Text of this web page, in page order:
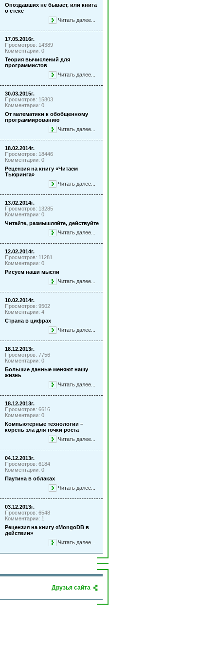
Опоздавших не бывает, или книга
о стеке
Читать далее...
17.05.2016г.
Просмотров: 14389
Комментарии: 0
Теория вычислений для
программистов
Читать далее...
30.03.2015г.
Просмотров: 15803
Комментарии: 0
От математики к обобщенному
программированию
Читать далее...
18.02.2014г.
Просмотров: 18446
Комментарии: 0
Рецензия на книгу «Читаем
Тьюринга»
Читать далее...
13.02.2014г.
Просмотров: 13285
Комментарии: 0
Читайте, размышляйте, действуйте
Читать далее...
12.02.2014г.
Просмотров: 11281
Комментарии: 0
Рисуем наши мысли
Читать далее...
10.02.2014г.
Просмотров: 9502
Комментарии: 4
Страна в цифрах
Читать далее...
18.12.2013г.
Просмотров: 7756
Комментарии: 0
Большие данные меняют нашу
жизнь
Читать далее...
18.12.2013г.
Просмотров: 6616
Комментарии: 0
Компьютерные технологии –
корень зла для точки роста
Читать далее...
04.12.2013г.
Просмотров: 6184
Комментарии: 0
Паутина в облаках
Читать далее...
03.12.2013г.
Просмотров: 6548
Комментарии: 1
Рецензия на книгу «MongoDB в
действии»
Читать далее...
Друзья сайта